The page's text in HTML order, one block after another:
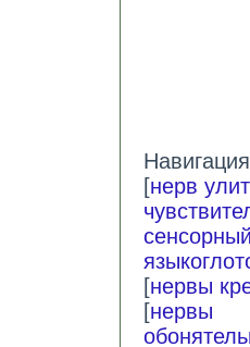
[нерв
сенсорный
[нервы
[нервы